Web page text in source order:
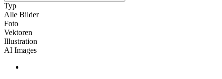
Typ
Alle Bilder
Foto
Vektoren
Illustration
AI Images